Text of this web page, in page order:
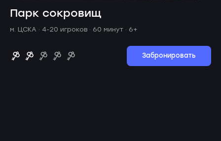
Парк сокровищ
м. ЦСКА · 4-20 игроков · 60 минут · 6+
Забронировать